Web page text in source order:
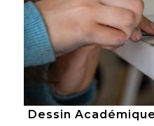
Dessin